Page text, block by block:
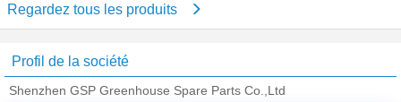
Regardez tous les produits
Profil de la société
Shenzhen GSP Greenhouse Spare Parts Co.,Ltd